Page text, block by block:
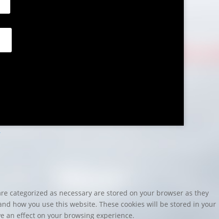
categorized as necessary are stored on your browser as they
how you use this website. These cookies will be stored in your
an effect on your browsing experience.